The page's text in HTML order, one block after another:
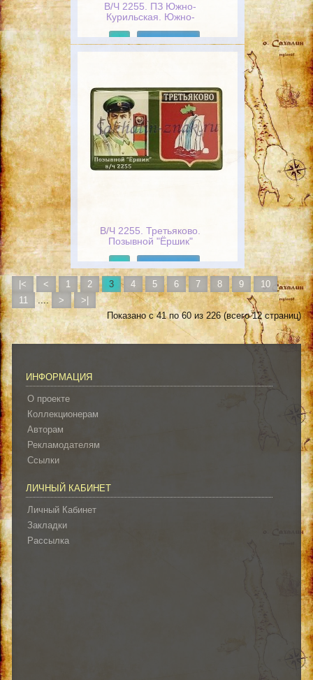
В/Ч 2255. ПЗ Южно-
Курильская. Южно-
В/Ч 2255. Третьяково.
Позывной "Ёршик"
|<
< 1 2 3 4 5 6 7 8 9
10
11
.... >
>|
Показано с 41 по 60 из 226 (всего 12 страниц)
ИНФОРМАЦИЯ
О проекте
Коллекционерам
Авторам
Рекламодателям
Ссылки
ЛИЧНЫЙ КАБИНЕТ
Личный Кабинет
Закладки
Рассылка